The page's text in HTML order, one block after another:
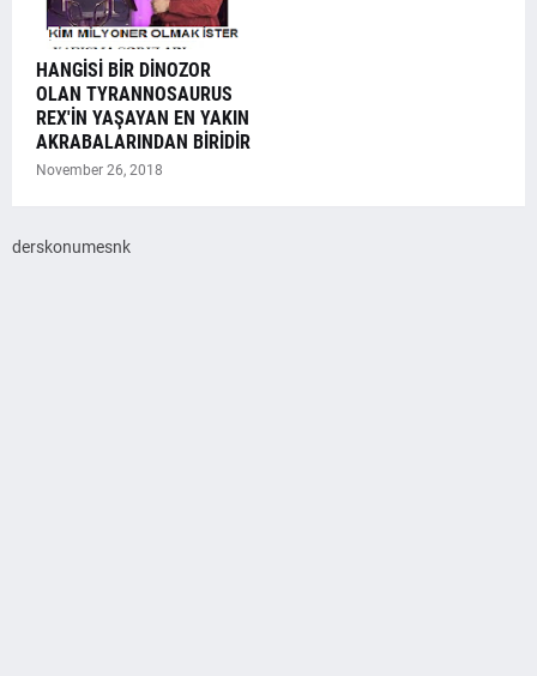
HANGİSİ BİR DİNOZOR
OLAN TYRANNOSAURUS
REX'İN YAŞAYAN EN YAKIN
AKRABALARINDAN BİRİDİR
November 26, 2018
derskonumesnk